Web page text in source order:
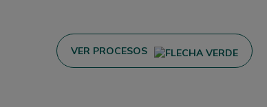
VER PROCESOS